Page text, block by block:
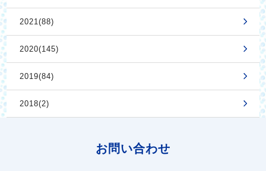
2021(88)
2020(145)
2019(84)
2018(2)
お問い合わせ